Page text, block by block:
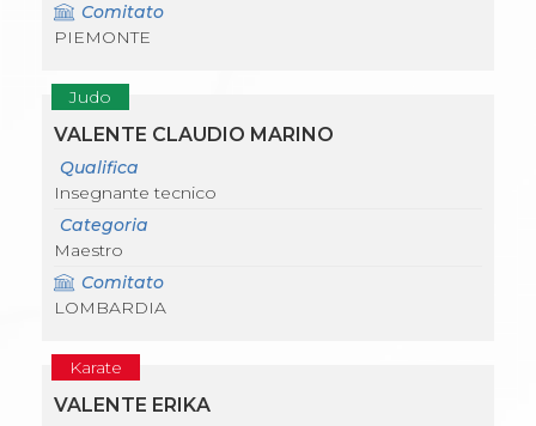
Comitato
PIEMONTE
Judo
VALENTE CLAUDIO MARINO
Qualifica
Insegnante tecnico
Categoria
Maestro
Comitato
LOMBARDIA
Karate
VALENTE ERIKA